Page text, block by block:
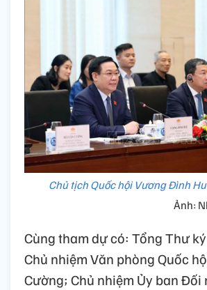
Chủ tịch Quốc hội Vương Đình
Ảnh:
Cùng tham dự có: Tổng Thư
Chủ nhiệm Văn phòng Quốc
Cường; Chủ nhiệm Ủy ban Đối